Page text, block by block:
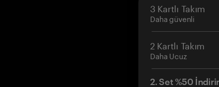
3 Kartlı Takım
Daha güvenli
2 Kartlı Takım
Daha Ucuz
2. Set %50